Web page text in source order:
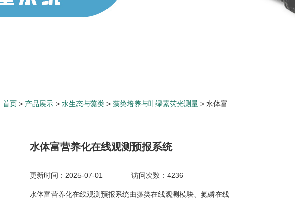
首页 > 产品展示 > 水生态与藻类 > 藻类培养与叶绿素荧光测量 > 水体富
水体富营养化在线观测预报系统
更新时间：2025-07-01 访问次数：4236
水体富营养化在线观测预报系统由藻类在线观测模块、氮磷在线